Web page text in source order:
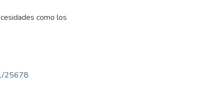
como los
25678